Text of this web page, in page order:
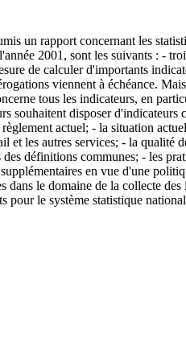
un rapport concernant les
2001, sont les suivants : -
de calculer d'importants
viennent à échéance.
tous les indicateurs, en
souhaitent disposer
actuel; - la situation
et les autres services; - la
définitions communes; - les
supplémentaires en vue d'une
dans le domaine de la collecte
pour le système statistique